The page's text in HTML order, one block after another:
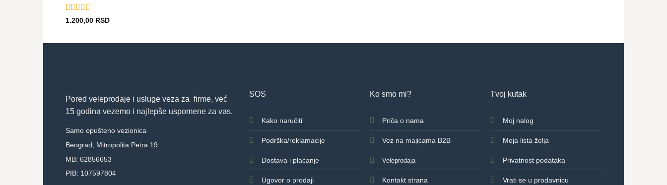
Ocenjeno sa
1.200,00 RSD
Pored veleprodaje i usluge veza za firme, već
15 godina vezemo i najlepše uspomene za vas.
Samo opušteno vezionica
Beograd, Mitropolita Petra 19
MB: 62856653
PIB: 107597804
SOS
Kako naručiti
Podrška/reklamacije
Dostava i plaćanje
Ugovor o prodaji
Ko smo mi?
Priča o nama
Vez na majicama B2B
Veleprodaja
Kontakt strana
Tvoj kutak
Moj nalog
Moja lista želja
Privatnost podataka
Vrati se u prodavnicu